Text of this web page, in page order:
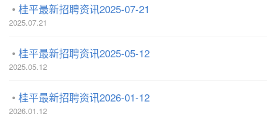
桂平最新招聘资讯2025-07-21
2025.07.21
桂平最新招聘资讯2025-05-12
2025.05.12
桂平最新招聘资讯2026-01-12
2026.01.12